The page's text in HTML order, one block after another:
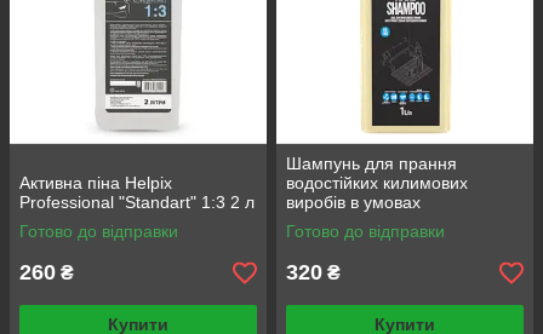
Активна піна Helpix
Professional "Standart" 1:3 2 л
Готово до відправки
260 ₴
Купити
Шампунь для прання
водостійких килимових
виробів в умовах
спеціалізованого цеху "Hard
Shampoo" 1л
Готово до відправки
320 ₴
Купити